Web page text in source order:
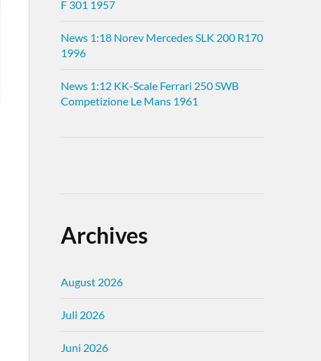
F 301 1957
News 1:18 Norev Mercedes SLK 200 R170
1996
News 1:12 KK-Scale Ferrari 250 SWB
Competizione Le Mans 1961
Archives
August 2026
Juli 2026
Juni 2026